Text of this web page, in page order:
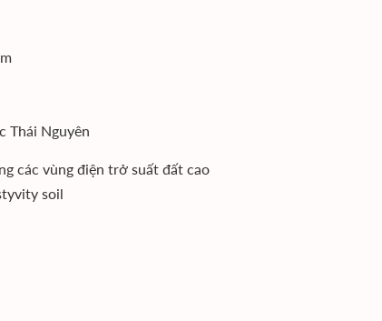
Thái Nguyên
các vùng điện trở suất đất cao
soil